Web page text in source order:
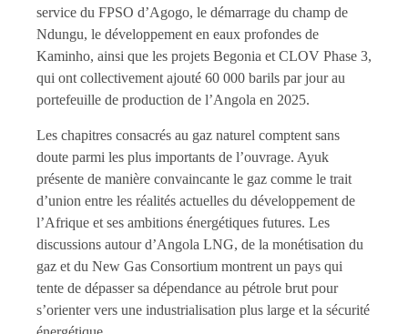
service du FPSO d’Agogo, le démarrage du champ de
Ndungu, le développement en eaux profondes de
Kaminho, ainsi que les projets Begonia et CLOV Phase 3,
qui ont collectivement ajouté 60 000 barils par jour au
portefeuille de production de l’Angola en 2025.
Les chapitres consacrés au gaz naturel comptent sans
doute parmi les plus importants de l’ouvrage. Ayuk
présente de manière convaincante le gaz comme le trait
d’union entre les réalités actuelles du développement de
l’Afrique et ses ambitions énergétiques futures. Les
discussions autour d’Angola LNG, de la monétisation du
gaz et du New Gas Consortium montrent un pays qui
tente de dépasser sa dépendance au pétrole brut pour
s’orienter vers une industrialisation plus large et la sécurité